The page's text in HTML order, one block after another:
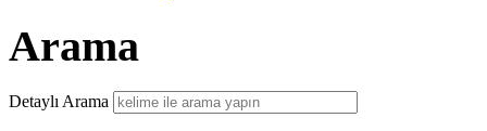
Arama
Detaylı Arama